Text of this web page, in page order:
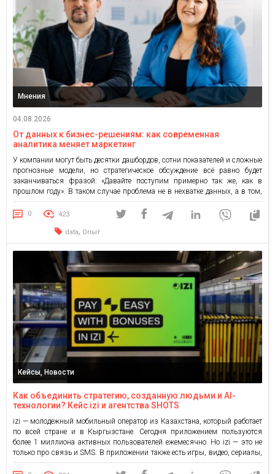
Мнения
04.08.2026
От данных к бизнес-решениям: как современная
аналитика меняет маркетинг
У компании могут быть десятки дашбордов, сотни показателей и сложные
прогнозные модели, но стратегическое обсуждение всё равно будет
заканчиваться фразой: «Давайте поступим примерно так же, как в
прошлом году». В таком случае проблема не в нехватке данных, а в том,
что к ним задают слишком простые вопросы. Александр Грицай, Head of
Strategy & развития нового […]
0 423
data, Опыт
Кейсы, Новости
Как объединить стратегию, созданную людьми и AI-
технологии? Кейс izi и агентства SHOTS
izi — молодежный мобильный оператор из Казахстана, который работает
по всей стране и в Кыргызстане. Сегодня приложением пользуются
более 1 миллиона активных пользователей ежемесячно. Но izi — это не
только про связь и SMS. В приложении также есть игры, видео, сериалы,
музыка и другие фишки. Поэтому когда-то бренд выделился